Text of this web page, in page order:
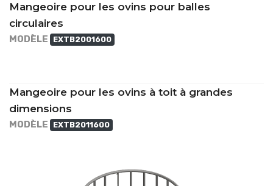
Mangeoire pour les ovins pour balles
circulaires
MODÈLE EXTB2001600
Mangeoire pour les ovins à toit à grandes
dimensions
MODÈLE EXTB2011600